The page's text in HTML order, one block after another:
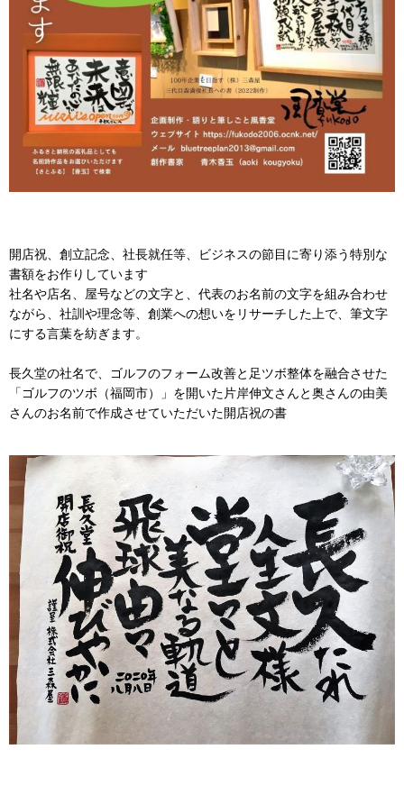
開店祝、創立記念、社長就任等、ビジネスの節目に寄り添う特別な
書額をお作りしています
社名や店名、屋号などの文字と、代表のお名前の文字を組み合わせ
ながら、社訓や理念等、創業への想いをリサーチした上で、筆文字
にする言葉を紡ぎます。
長久堂の社名で、ゴルフのフォーム改善と足ツボ整体を融合させた
「ゴルフのツボ（福岡市）」を開いた片岸伸文さんと奥さんの由美
さんのお名前で作成させていただいた開店祝の書